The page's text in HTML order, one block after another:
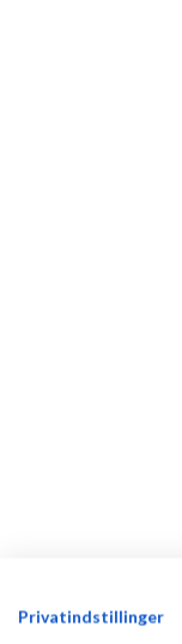
Privatindstillinger